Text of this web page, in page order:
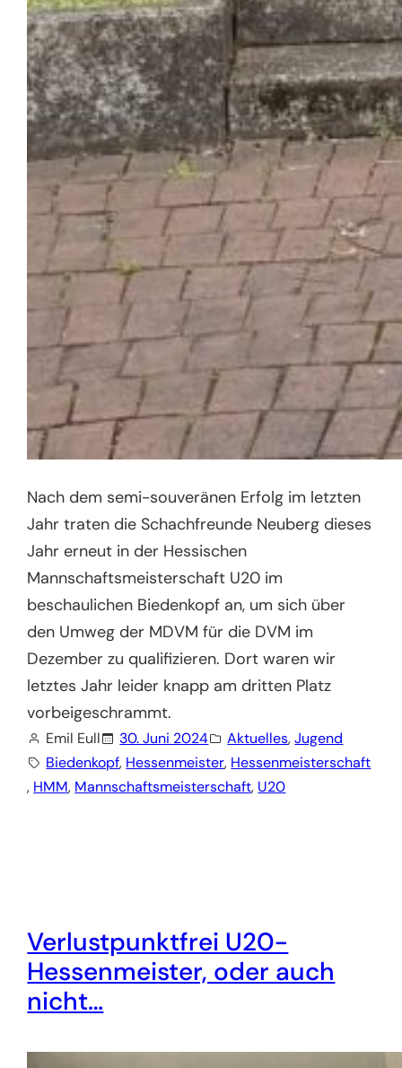
Nach dem semi-souveränen Erfolg im letzten
Jahr traten die Schachfreunde Neuberg dieses
Jahr erneut in der Hessischen
Mannschaftsmeisterschaft U20 im
beschaulichen Biedenkopf an, um sich über
den Umweg der MDVM für die DVM im
Dezember zu qualifizieren. Dort waren wir
letztes Jahr leider knapp am dritten Platz
vorbeigeschrammt.
Emil Eull 30. Juni 2024 Aktuelles, Jugend
Biedenkopf, Hessenmeister, Hessenmeisterschaft
, HMM, Mannschaftsmeisterschaft, U20
Verlustpunktfrei U20-
Hessenmeister, oder auch
nicht…